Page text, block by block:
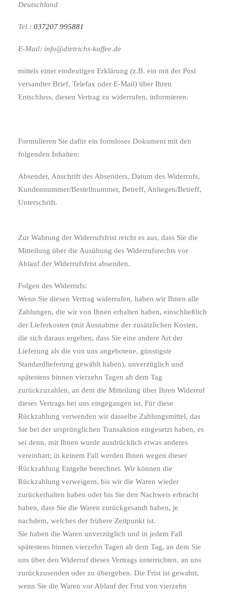
Deutschland
Tel.: 037207 995881
E-Mail: info@dietrichs-kaffee.de
mittels einer eindeutigen Erklärung (z.B. ein mit der Post
versandter Brief, Telefax oder E-Mail) über Ihren
Entschluss, diesen Vertrag zu widerrufen, informieren.
Formulieren Sie dafür ein formloses Dokument mit den
folgenden Inhalten:
Absender, Anschrift des Absenders, Datum des Widerrufs,
Kundennummer/Bestellnummer, Betreff, Anliegen/Betreff,
Unterschrift.
Zur Wahrung der Widerrufsfrist reicht es aus, dass Sie die
Mitteilung über die Ausübung des Widerrufsrechts vor
Ablauf der Widerrufsfrist absenden.
Folgen des Widerrufs:
Wenn Sie diesen Vertrag widerrufen, haben wir Ihnen alle
Zahlungen, die wir von Ihnen erhalten haben, einschließlich
der Lieferkosten (mit Ausnahme der zusätzlichen Kosten,
die sich daraus ergeben, dass Sie eine andere Art der
Lieferung als die von uns angebotene, günstigste
Standardlieferung gewählt haben), unverzüglich und
spätestens binnen vierzehn Tagen ab dem Tag
zurückzuzahlen, an dem die Mitteilung über Ihren Widerruf
dieses Vertrags bei uns eingegangen ist. Für diese
Rückzahlung verwenden wir dasselbe Zahlungsmittel, das
Sie bei der ursprünglichen Transaktion eingesetzt haben, es
sei denn, mit Ihnen wurde ausdrücklich etwas anderes
vereinbart; in keinem Fall werden Ihnen wegen dieser
Rückzahlung Entgelte berechnet. Wir können die
Rückzahlung verweigern, bis wir die Waren wieder
zurückerhalten haben oder bis Sie den Nachweis erbracht
haben, dass Sie die Waren zurückgesandt haben, je
nachdem, welches der frühere Zeitpunkt ist.
Sie haben die Waren unverzüglich und in jedem Fall
spätestens binnen vierzehn Tagen ab dem Tag, an dem Sie
uns über den Widerruf dieses Vertrags unterrichten, an uns
zurückzusenden oder zu übergeben. Die Frist ist gewahrt,
wenn Sie die Waren vor Ablauf der Frist von vierzehn